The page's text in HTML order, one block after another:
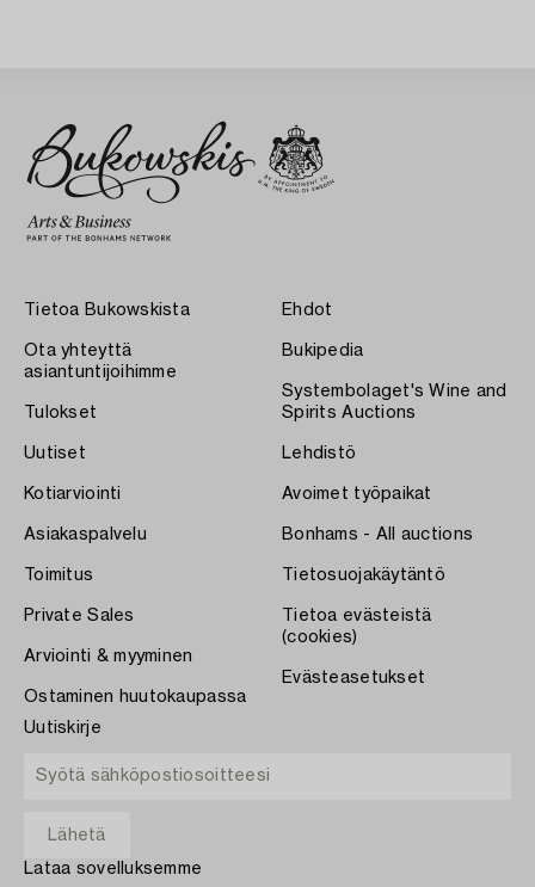
Tietoa Bukowskista
Ota yhteyttä
asiantuntijoihimme
Tulokset
Uutiset
Kotiarviointi
Asiakaspalvelu
Toimitus
Private Sales
Arviointi & myyminen
Ostaminen huutokaupassa
Ehdot
Bukipedia
Systembolaget's Wine and
Spirits Auctions
Lehdistö
Avoimet työpaikat
Bonhams - All auctions
Tietosuojakäytäntö
Tietoa evästeistä
(cookies)
Evästeasetukset
Uutiskirje
Lataa sovelluksemme